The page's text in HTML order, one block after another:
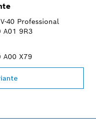
40 Professional
A01 9R3
A00 X79